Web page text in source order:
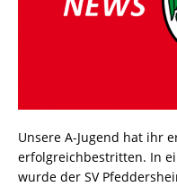
Unsere A-Jugend hat ihr
erfolgreichbestritten. In
wurde der SV